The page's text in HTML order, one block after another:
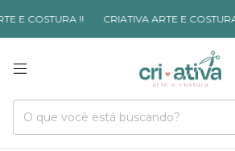
E COSTURA !! CRIATIVA ARTE E COSTURA !!